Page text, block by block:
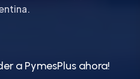
a PymesPlus ahora!